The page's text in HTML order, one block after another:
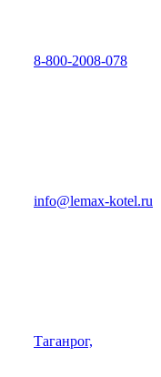
8-800-2008-078
info@lemax-kotel.ru
Таганрог,